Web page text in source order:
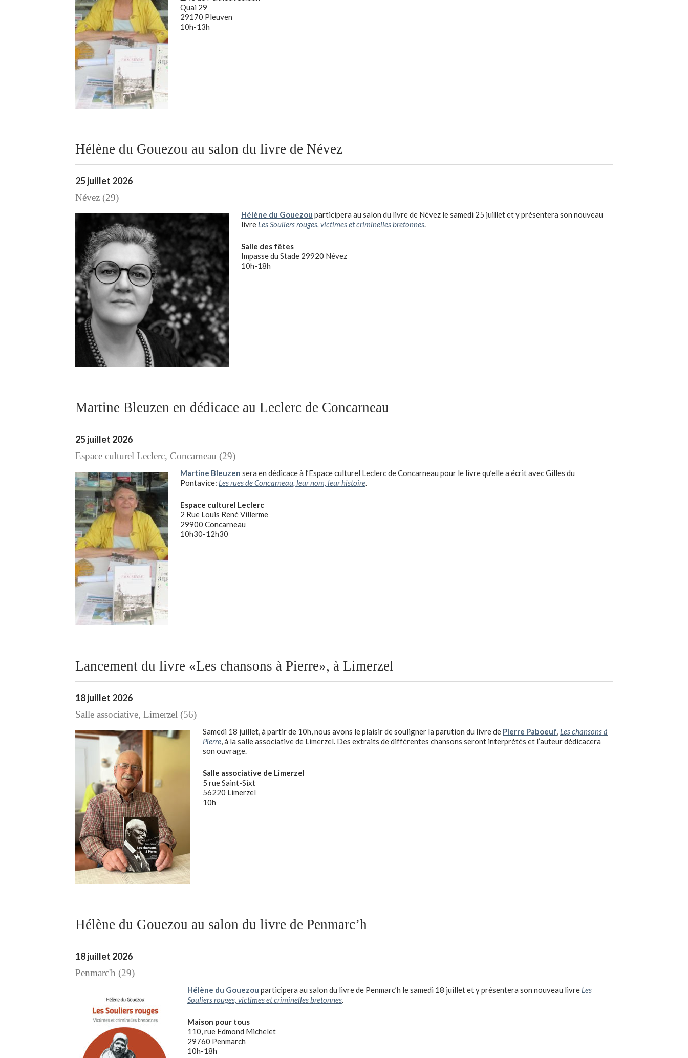
Quai 29
29170 Pleuven
10h-13h
Hélène du Gouezou au salon du livre de Névez
25 juillet 2026
Névez (29)
Hélène du Gouezou participera au salon du livre de Névez le samedi 25 juillet et y présentera son nouveau
livre Les Souliers rouges, victimes et criminelles bretonnes.
Salle des fêtes
Impasse du Stade 29920 Névez
10h-18h
Martine Bleuzen en dédicace au Leclerc de Concarneau
25 juillet 2026
Espace culturel Leclerc, Concarneau (29)
Martine Bleuzen sera en dédicace à l’Espace culturel Leclerc de Concarneau pour le livre qu’elle a écrit avec Gilles du
Pontavice: Les rues de Concarneau, leur nom, leur histoire.
Espace culturel Leclerc
2 Rue Louis René Villerme
29900 Concarneau
10h30-12h30
Lancement du livre «Les chansons à Pierre», à Limerzel
18 juillet 2026
Salle associative, Limerzel (56)
Samedi 18 juillet, à partir de 10h, nous avons le plaisir de souligner la parution du livre de Pierre Paboeuf, Les chansons à
Pierre, à la salle associative de Limerzel. Des extraits de différentes chansons seront interprétés et l’auteur dédicacera
son ouvrage.
Salle associative de Limerzel
5 rue Saint-Sixt
56220 Limerzel
10h
Hélène du Gouezou au salon du livre de Penmarc’h
18 juillet 2026
Penmarc'h (29)
Hélène du Gouezou participera au salon du livre de Penmarc’h le samedi 18 juillet et y présentera son nouveau livre Les
Souliers rouges, victimes et criminelles bretonnes.
Maison pour tous
110, rue Edmond Michelet
29760 Penmarch
10h-18h